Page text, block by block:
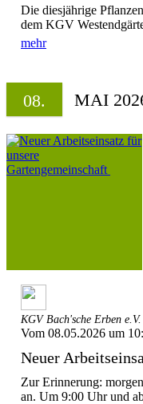
Die diesjährige
dem KGV
mehr
08. MAI
KGV Bach'sche Erben e.V.
Vom 08.05.2026 um
Neuer
Zur Erinnerung:
an. Um 9:00 Uhr und